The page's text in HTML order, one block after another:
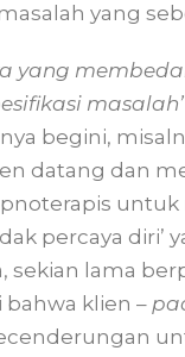
yang
yang
begini,
datang dan
untuk
percaya diri’
sekian lama
klien –